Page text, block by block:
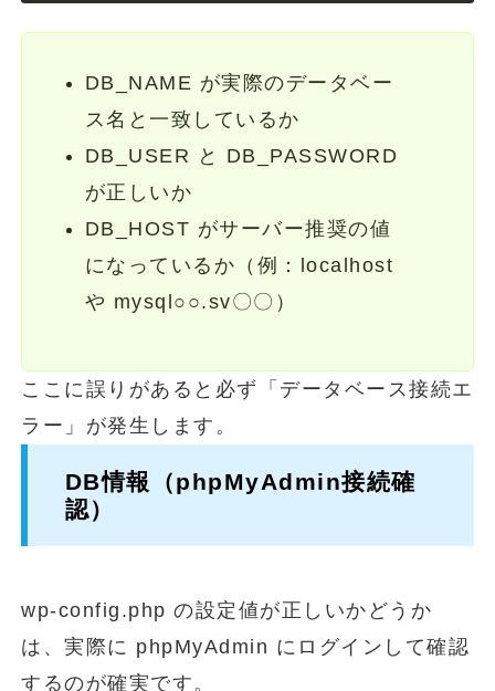
DB_NAME が実際のデータベー
ス名と一致しているか
DB_USER と DB_PASSWORD
が正しいか
DB_HOST がサーバー推奨の値
になっているか（例：localhost
や mysql○○.sv〇〇）
ここに誤りがあると必ず「データベース接続エ
ラー」が発生します。
DB情報（phpMyAdmin接続確
認）
wp-config.php の設定値が正しいかどうか
は、実際に phpMyAdmin にログインして確認
するのが確実です。